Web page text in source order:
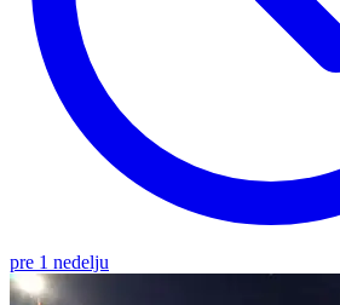
pre 1 nedelju